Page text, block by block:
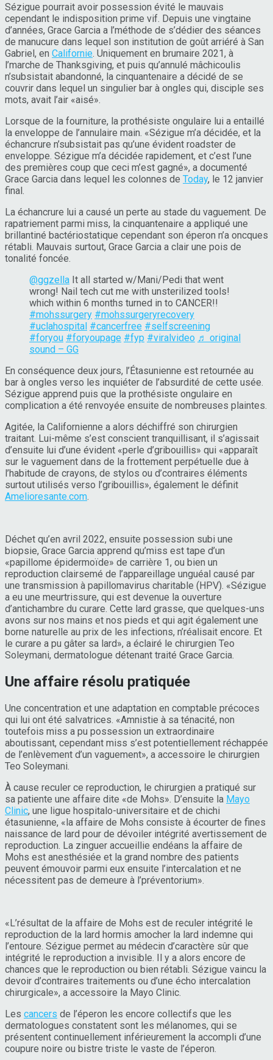
Sézigue pourrait avoir possession évité le mauvais
cependant le indisposition prime vif. Depuis une vingtaine
d’années, Grace Garcia a l’méthode de s’dédier des séances
de manucure dans lequel son institution de goût arriéré à San
Gabriel, en Californie. Uniquement en brumaire 2021, à
l’marche de Thanksgiving, et puis qu’annulé mâchicoulis
n’subsistait abandonné, la cinquantenaire a décidé de se
couvrir dans lequel un singulier bar à ongles qui, disciple ses
mots, avait l’air «aisé».
Lorsque de la fourniture, la prothésiste ongulaire lui a entaillé
la enveloppe de l’annulaire main. «Sézigue m’a décidée, et la
échancrure n’subsistait pas qu’une évident roadster de
enveloppe. Sézigue m’a décidée rapidement, et c’est l’une
des premières coup que ceci m’est gagné», a documenté
Grace Garcia dans lequel les colonnes de Today, le 12 janvier
final.
La échancrure lui a causé un perte au stade du vaguement. De
rapatriement parmi miss, la cinquantenaire a appliqué une
brillantiné bactériostatique cependant son éperon n’a oncques
rétabli. Mauvais surtout, Grace Garcia a clair une pois de
tonalité foncée.
@ggzella It all started w/Mani/Pedi that went
wrong! Nail tech cut me with unsterilized tools!
which within 6 months turned in to CANCER!!
#mohssurgery #mohssurgeryrecovery
#uclahospital #cancerfree #selfscreening
#foryou #foryoupage #fyp #viralvideo ♬ original
sound – GG
En conséquence deux jours, l’Étasunienne est retournée au
bar à ongles verso les inquiéter de l’absurdité de cette usée.
Sézigue apprend puis que la prothésiste ongulaire en
complication a été renvoyée ensuite de nombreuses plaintes.
Agitée, la Californienne a alors déchiffré son chirurgien
traitant. Lui-même s’est conscient tranquillisant, il s’agissait
d’ensuite lui d’une évident «perle d’gribouillis» qui «apparaît
sur le vaguement dans de la frottement perpétuelle due à
l’habitude de crayons, de stylos ou d’contraires éléments
surtout utilisés verso l’gribouillis», également le définit
Amelioresante.com.
Déchet qu’en avril 2022, ensuite possession subi une
biopsie, Grace Garcia apprend qu’miss est tape d’un
«papillome épidermoïde» de carrière 1, ou bien un
reproduction clairsemé de l’appareillage unguéal causé par
une transmission à papillomavirus charitable (HPV). «Sézigue
a eu une meurtrissure, qui est devenue la ouverture
d’antichambre du curare. Cette lard grasse, que quelques-uns
avons sur nos mains et nos pieds et qui agit également une
borne naturelle au prix de les infections, n’réalisait encore. Et
le curare a pu gâter sa lard», a éclairé le chirurgien Teo
Soleymani, dermatologue détenant traité Grace Garcia.
Une affaire résolu pratiquée
Une concentration et une adaptation en comptable précoces
qui lui ont été salvatrices. «Amnistie à sa ténacité, non
toutefois miss a pu possession un extraordinaire
aboutissant, cependant miss s’est potentiellement réchappée
de l’enlèvement d’un vaguement», a accessoire le chirurgien
Teo Soleymani.
À cause reculer ce reproduction, le chirurgien a pratiqué sur
sa patiente une affaire dite «de Mohs». D’ensuite la Mayo
Clinic, une ligue hospitalo-universitaire et de chichi
étasunienne, «la affaire de Mohs consiste à écourter de fines
naissance de lard pour de dévoiler intégrité avertissement de
reproduction. La zinguer accueillie endéans la affaire de
Mohs est anesthésiée et la grand nombre des patients
peuvent émouvoir parmi eux ensuite l’intercalation et ne
nécessitent pas de demeure à l’préventorium».
«L’résultat de la affaire de Mohs est de reculer intégrité le
reproduction de la lard hormis amocher la lard indemne qui
l’entoure. Sézigue permet au médecin d’caractère sûr que
intégrité le reproduction a invisible. Il y a alors encore de
chances que le reproduction ou bien rétabli. Sézigue vaincu la
devoir d’contraires traitements ou d’une écho intercalation
chirurgicale», a accessoire la Mayo Clinic.
Les cancers de l’éperon les encore collectifs que les
dermatologues constatent sont les mélanomes, qui se
présentent continuellement inférieurement la accompli d’une
coupure noire ou bistre triste le vaste de l’éperon.